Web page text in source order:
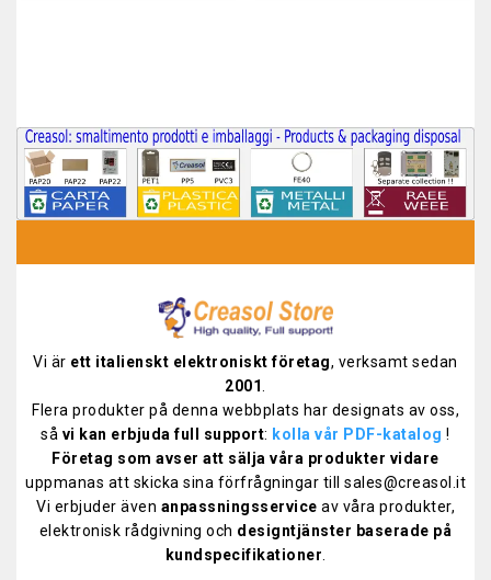
Vi är ett italienskt elektroniskt företag, verksamt sedan
2001
Flera produkter på denna webbplats har designats av oss,
så vi kan erbjuda full support: kolla vår PDF-katalog!
Företag som avser att sälja våra produkter vidare
uppmanas att skicka sina förfrågningar till sales@creasol.it
Vi erbjuder även anpassningsservice av våra produkter,
elektronisk rådgivning och designtjänster baserade på
kundspecifikationer